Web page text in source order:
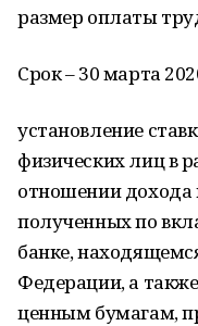
размер оплаты
Срок – 30 марта
установление
физических лиц в
отношении дохода
полученных по
банке,
Федерации, а
ценным бумагам,